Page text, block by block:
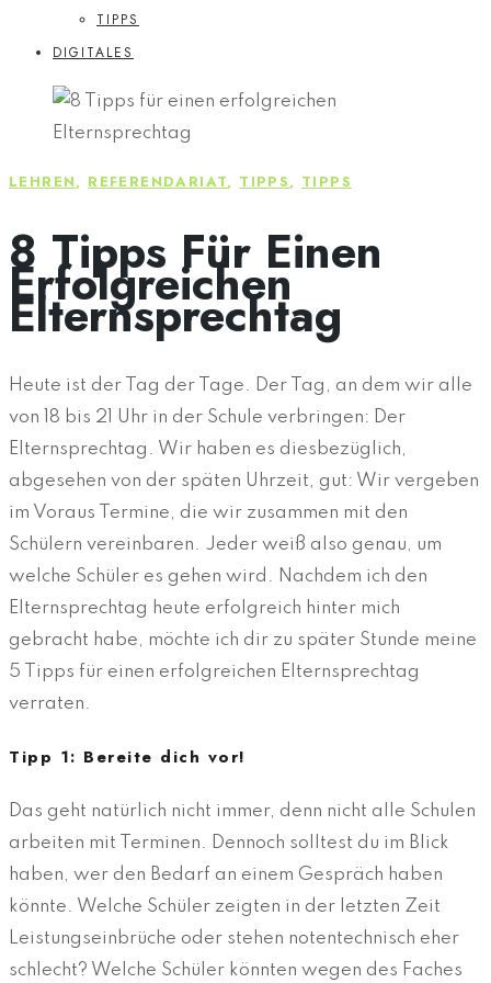
TIPPS
DIGITALES
LEHREN, REFERENDARIAT, TIPPS, TIPPS
8 Tipps Für Einen
Erfolgreichen
Elternsprechtag
Heute ist der Tag der Tage. Der Tag, an dem wir alle
von 18 bis 21 Uhr in der Schule verbringen: Der
Elternsprechtag. Wir haben es diesbezüglich,
abgesehen von der späten Uhrzeit, gut: Wir vergeben
im Voraus Termine, die wir zusammen mit den
Schülern vereinbaren. Jeder weiß also genau, um
welche Schüler es gehen wird. Nachdem ich den
Elternsprechtag heute erfolgreich hinter mich
gebracht habe, möchte ich dir zu später Stunde meine
5 Tipps für einen erfolgreichen Elternsprechtag
verraten.
Tipp 1: Bereite dich vor!
Das geht natürlich nicht immer, denn nicht alle Schulen
arbeiten mit Terminen. Dennoch solltest du im Blick
haben, wer den Bedarf an einem Gespräch haben
könnte. Welche Schüler zeigten in der letzten Zeit
Leistungseinbrüche oder stehen notentechnisch eher
schlecht? Welche Schüler könnten wegen des Faches